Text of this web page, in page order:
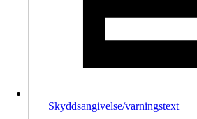
Skyddsangivelse/varningstext